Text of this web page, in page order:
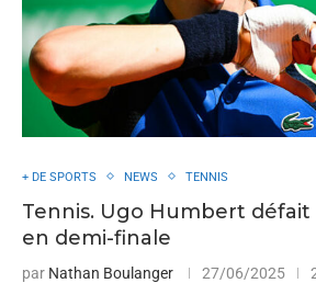
+ DE SPORTS NEWS TENNIS
Tennis. Ugo Humbert
en demi-finale
par Nathan Boulanger 27/06/2025